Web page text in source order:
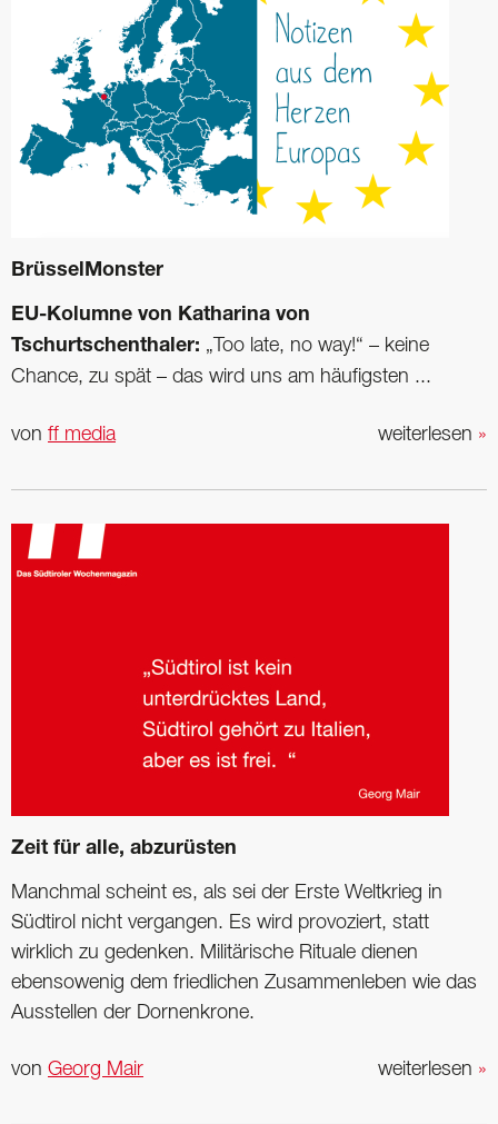
BrüsselMonster
EU-Kolumne von Katharina von
Tschurtschenthaler: „Too late, no way!“ – keine
Chance, zu spät – das wird uns am häufigsten ...
weiterlesen »
von ff media
Zeit für alle, abzurüsten
Manchmal scheint es, als sei der Erste Weltkrieg in
Südtirol nicht vergangen. Es wird provoziert, statt
wirklich zu gedenken. Militärische Rituale dienen
ebensowenig dem friedlichen Zusammenleben wie das
Ausstellen der Dornenkrone.
weiterlesen »
von Georg Mair